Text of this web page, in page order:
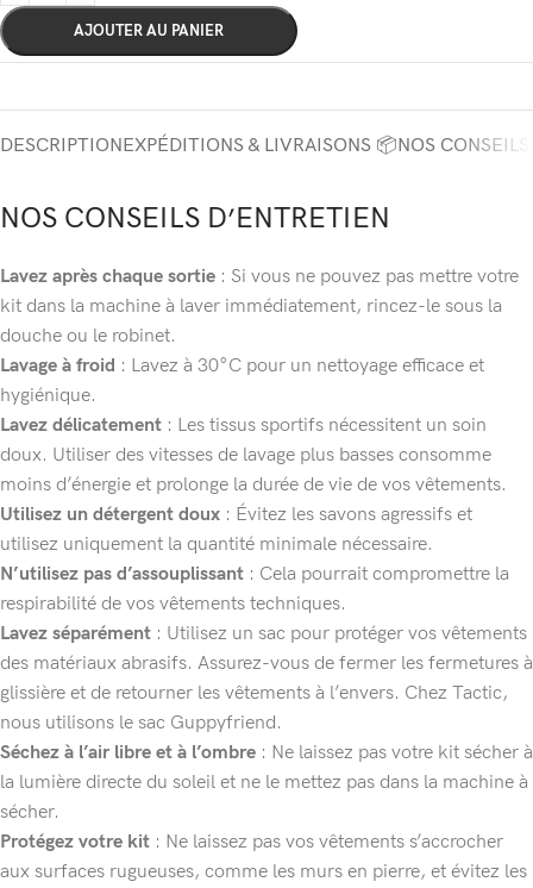
AJOUTER AU PANIER
DESCRIPTIONEXPÉDITIONS & LIVRAISONS 📦NOS
NOS CONSEILS D’ENTRETIEN
Lavez après chaque sortie : Si vous ne pouvez pas mettre votre
kit dans la machine à laver immédiatement, rincez-le sous la
douche ou le robinet.
Lavage à froid : Lavez à 30°C pour un nettoyage efficace et
hygiénique.
Lavez délicatement : Les tissus sportifs nécessitent un soin
doux. Utiliser des vitesses de lavage plus basses consomme
moins d’énergie et prolonge la durée de vie de vos vêtements.
Utilisez un détergent doux : Évitez les savons agressifs et
utilisez uniquement la quantité minimale nécessaire.
N’utilisez pas d’assouplissant : Cela pourrait compromettre la
respirabilité de vos vêtements techniques.
Lavez séparément : Utilisez un sac pour protéger vos vêtements
des matériaux abrasifs. Assurez-vous de fermer les fermetures à
glissière et de retourner les vêtements à l’envers. Chez Tactic,
nous utilisons le sac Guppyfriend.
Séchez à l’air libre et à l’ombre : Ne laissez pas votre kit sécher à
la lumière directe du soleil et ne le mettez pas dans la machine à
sécher.
Protégez votre kit : Ne laissez pas vos vêtements s’accrocher
aux surfaces rugueuses, comme les murs en pierre, et évitez les